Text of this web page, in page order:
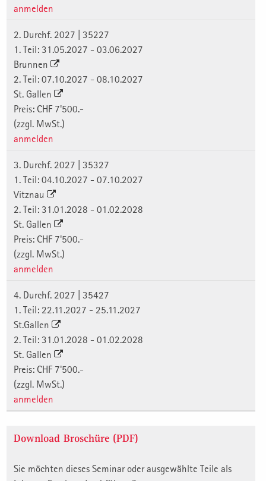
anmelden
2. Durchf. 2027 | 35227
1. Teil: 31.05.2027 - 03.06.2027
Brunnen
2. Teil: 07.10.2027 - 08.10.2027
St. Gallen
Preis: CHF 7'500.-
(zzgl. MwSt.)
anmelden
3. Durchf. 2027 | 35327
1. Teil: 04.10.2027 - 07.10.2027
Vitznau
2. Teil: 31.01.2028 - 01.02.2028
St. Gallen
Preis: CHF 7'500.-
(zzgl. MwSt.)
anmelden
4. Durchf. 2027 | 35427
1. Teil: 22.11.2027 - 25.11.2027
St.Gallen
2. Teil: 31.01.2028 - 01.02.2028
St. Gallen
Preis: CHF 7'500.-
(zzgl. MwSt.)
anmelden
Download Broschüre (PDF)
Sie möchten dieses Seminar oder ausgewählte Teile als